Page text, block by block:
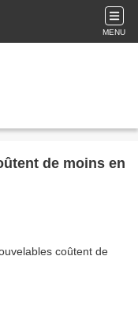
MENU
de moins en